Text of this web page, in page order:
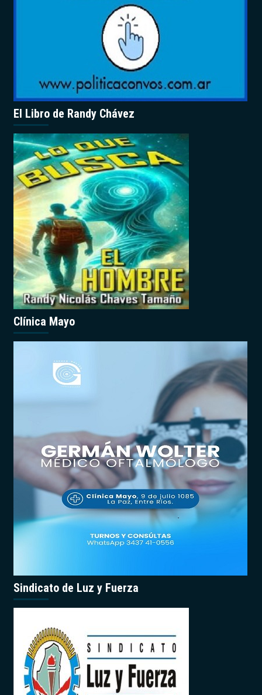
El Libro de Randy Chávez
Clínica Mayo
Sindicato de Luz y Fuerza